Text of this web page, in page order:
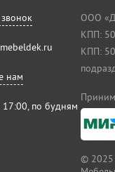
нам
по будням
ООО
КПП:
КПП:
© 2025